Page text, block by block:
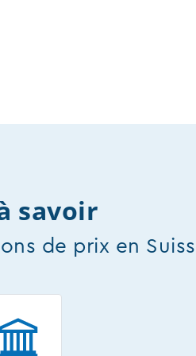
savoir
de prix en